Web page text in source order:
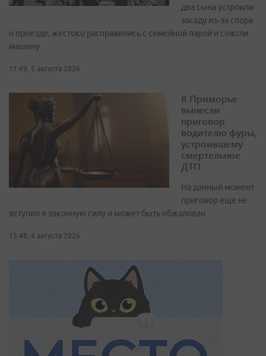
два сына устроили
засаду из‑за спора
о проезде, жестоко расправились с семейной парой и сожгли
машину
11:49, 5 августа 2026
В Приморье
вынесли
приговор
водителю фуры,
устроившему
смертельное
ДТП
На данный момент
приговор еще не
вступил в законную силу и может быть обжалован
15:48, 4 августа 2026